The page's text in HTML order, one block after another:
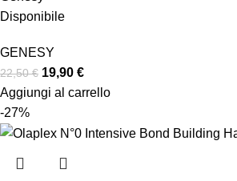
Disponibile
GENESY
22,50€ 19,90 €
Aggiungi al carrello
-27%